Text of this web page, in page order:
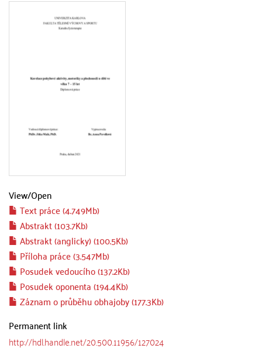
View/Open
Text práce (4.749Mb)
Abstrakt (103.7Kb)
Abstrakt (anglicky) (100.5Kb)
Příloha práce (3.547Mb)
Posudek vedoucího (137.2Kb)
Posudek oponenta (194.4Kb)
Záznam o průběhu obhajoby (177.3Kb)
Permanent link
http://hdl.handle.net/20.500.11956/127024